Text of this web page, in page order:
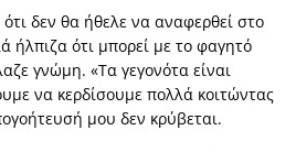
ότι δεν θα ήθελε να αναφερθεί στο
ήλπιζα ότι μπορεί με το φαγητό
γνώμη. «Τα γεγονότα είναι
να κερδίσουμε πολλά κοιτώντας
μου δεν κρύβεται.